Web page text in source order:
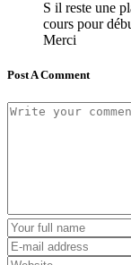
S il reste une
cours pour
Merci
Post A Comment